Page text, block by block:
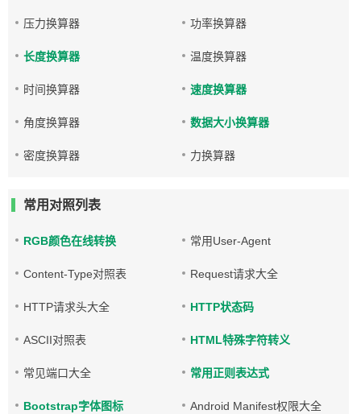
压力换算器 功率换算器
长度换算器 温度换算器
时间换算器 速度换算器
角度换算器 数据大小换算器
密度换算器 力换算器
常用对照列表
RGB颜色在线转换 常用User-Agent
Content-Type对照表 Request请求大全
HTTP请求头大全 HTTP状态码
ASCII对照表 HTML特殊字符转义
常见端口大全 常用正则表达式
Bootstrap字体图标 Android Manifest权限大全